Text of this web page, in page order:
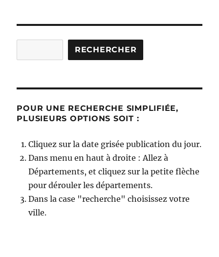
RECHERCHER
POUR UNE RECHERCHE SIMPLIFIÉE,
PLUSIEURS OPTIONS SOIT :
Cliquez sur la date grisée publication du jour.
Dans menu en haut à droite : Allez à
Départements, et cliquez sur la petite flèche
pour dérouler les départements.
Dans la case "recherche" choisissez votre
ville.